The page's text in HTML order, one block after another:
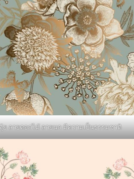
ลายดอกไม้ ลายนก มีความเป็นธรรมชาติ